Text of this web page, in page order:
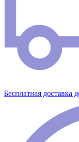
Бесплатная доставка